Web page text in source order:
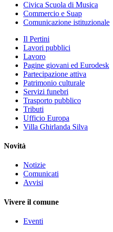
Civica Scuola di Musica
Commercio e Suap
Comunicazione istituzionale
Il Pertini
Lavori pubblici
Lavoro
Pagine giovani ed Eurodesk
Partecipazione attiva
Patrimonio culturale
Servizi funebri
Trasporto pubblico
Tributi
Ufficio Europa
Villa Ghirlanda Silva
Novità
Notizie
Comunicati
Avvisi
Vivere il comune
Eventi